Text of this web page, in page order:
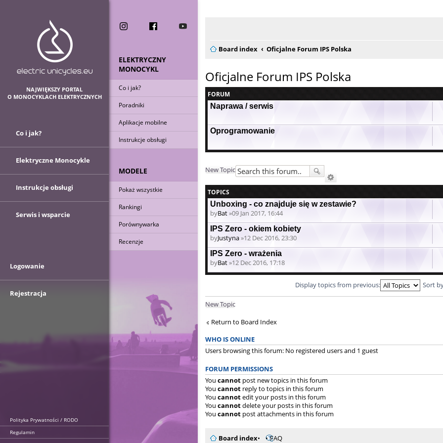
Board index Oficjalne Forum IPS Polska
Oficjalne Forum IPS Polska
FORUM
Naprawa / serwis
Oprogramowanie
New Topic
TOPICS
Unboxing - co znajduje się w zestawie?
byBat»09 Jan 2017, 16:44
IPS Zero - okiem kobiety
byJustyna»12 Dec 2016, 23:30
IPS Zero - wrażenia
byBat»12 Dec 2016, 17:18
Display topics from previous: Sort
New Topic
Return to Board Index
WHO IS ONLINE
Users browsing this forum: No registered users and 1 guest
FORUM PERMISSIONS
You cannot post new topics in this forum
You cannot reply to topics in this forum
You cannotedit your posts in this forum
You cannotdelete your posts in this forum
You cannot post attachments in this forum
Board index FAQ
ELEKTRYCZNY
MONOCYKL
Co i jak?
Poradniki
Aplikacje mobilne
Instrukcje obsługi
MODELE
Pokaż wszystkie
Rankingi
Porównywarka
Recenzje
NAJWIĘKSZY PORTAL
O MONOCYKLACH ELEKTRYCZNYCH
Co i jak?
Elektryczne Monocykle
Instrukcje obsługi
Serwis i wsparcie
Logowanie
Rejestracja
Polityka Prywatności / RODO
Regulamin